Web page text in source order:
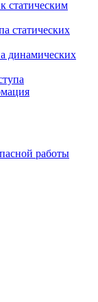
статическим
статических
динамических
работы